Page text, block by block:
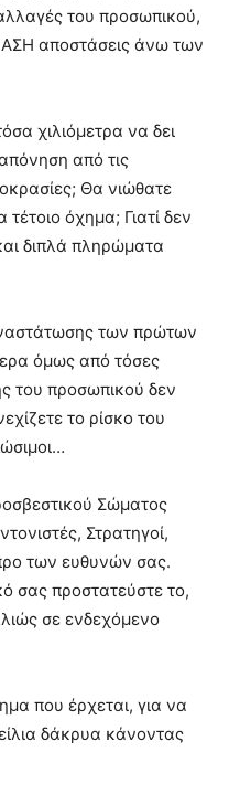
του προσωπικού,
αποστάσεις άνω των
χιλιόμετρα να δει
από τις
Θα νιώθατε
όχημα; Γιατί δεν
διπλά πληρώματα
των πρώτων
όμως από τόσες
του προσωπικού δεν
το ρίσκο του
Σώματος
Στρατηγοί,
των ευθυνών σας.
σας προστατεύστε το,
σε ενδεχόμενο
που έρχεται, για να
δάκρυα κάνοντας